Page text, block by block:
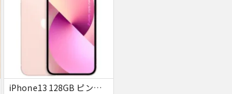
iPhone13 128GB ピンク docomo 送料無料